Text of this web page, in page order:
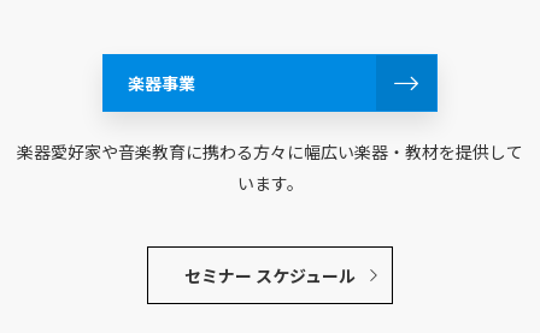
楽器事業
楽器愛好家や音楽教育に携わる方々に幅広い楽器・教材を提供して
います。
セミナー スケジュール